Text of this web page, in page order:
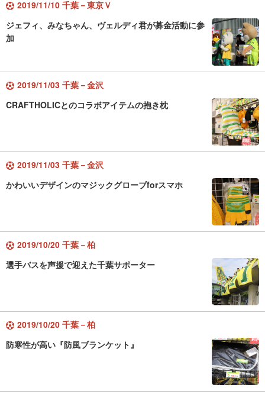
2019/11/10 千葉－東京Ｖ
ジェフィ、みなちゃん、ヴェルディ君が募金活動に参
加
2019/11/03 千葉－金沢
CRAFTHOLICとのコラボアイテムの抱き枕
2019/11/03 千葉－金沢
かわいいデザインのマジックグローブforスマホ
2019/10/20 千葉－柏
選手バスを声援で迎えた千葉サポーター
2019/10/20 千葉－柏
防寒性が高い『防風ブランケット』